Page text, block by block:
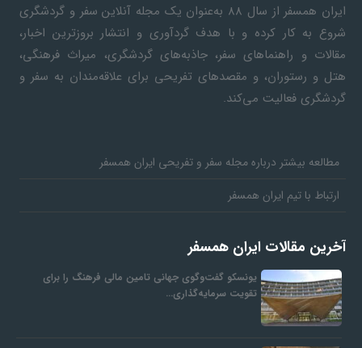
ایران همسفر
از سال ۸۸ به‎‌عنوان یک مجله آنلاین سفر و گردشگری
شروع به کار کرده و با هدف گردآوری و انتشار بروزترین اخبار،
مقالات و راهنماهای سفر، جاذبه‌های گردشگری، میراث فرهنگی،
هتل و رستوران، و مقصدهای تفریحی برای علاقه‌مندان به سفر و
گردشگری فعالیت می‌کند.
مطالعه بیشتر درباره مجله سفر و تفریحی ایران همسفر
ارتباط با تیم ایران همسفر
آخرین مقالات ایران همسفر
یونسکو گفت‌وگوی جهانی تامین مالی فرهنگ را برای
تقویت سرمایه‌گذاری…